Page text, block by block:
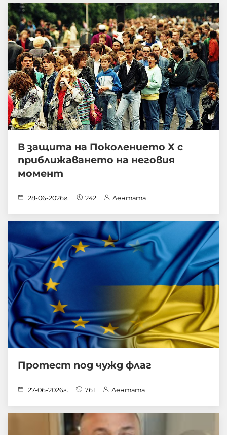
В защита на Поколението Х с
приближаването на неговия
момент
28-06-2026г. 242 Лентата
Протест под чужд флаг
27-06-2026г. 761 Лентата